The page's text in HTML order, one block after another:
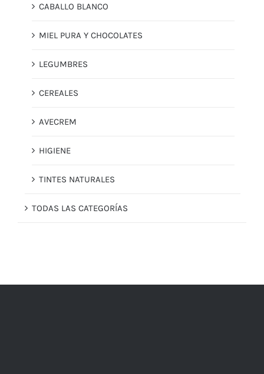
CABALLO BLANCO
MIEL PURA Y CHOCOLATES
LEGUMBRES
CEREALES
AVECREM
HIGIENE
TINTES NATURALES
TODAS LAS CATEGORÍAS